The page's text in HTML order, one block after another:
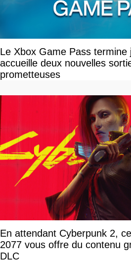
Le Xbox Game Pass termine
accueille deux nouvelles
prometteuses
En attendant Cyberpunk 2,
2077 vous offre du contenu
DLC